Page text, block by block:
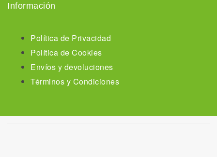
Información
Política de Privacidad
Política de Cookies
Envíos y devoluciones
Términos y Condiciones